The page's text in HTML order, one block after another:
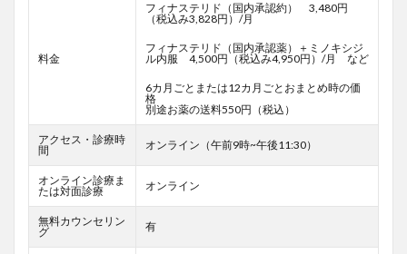
料金
フィナステリド（国内承認約） 3,480円
（税込み3,828円）/月
フィナステリド（国内承認薬）＋ミノキシジ
ル内服 4,500円（税込み4,950円）/月 など
6カ月ごとまたは12カ月ごとおまとめ時の価
格
別途お薬の送料550円（税込）
アクセス・診療時
間
オンライン（午前9時~午後11:30）
オンライン診療ま
たは対面診療
オンライン
無料カウンセリン
グ
有